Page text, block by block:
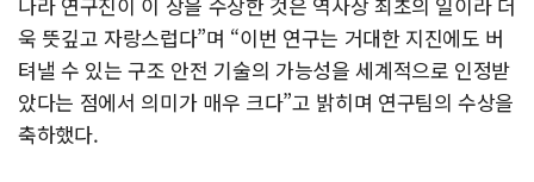
욱 뜻깊고 자랑스럽다”며 “이번 연구는 거대한 지진에도 버
텨낼 수 있는 구조 안전 기술의 가능성을 세계적으로 인정받
았다는 점에서 의미가 매우 크다”고 밝히며 연구팀의 수상을
축하했다.